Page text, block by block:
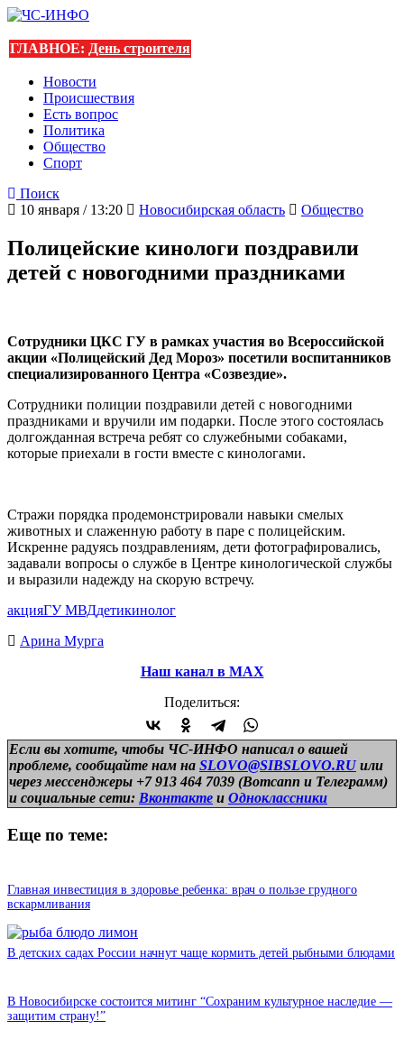
ГЛАВНОЕ: День строителя
Новости
Происшествия
Есть вопрос
Политика
Общество
Спорт
Поиск
10 января / 13:20
Новосибирская область Общество
Полицейские кинологи поздравили
детей с новогодними праздниками
Сотрудники ЦКС ГУ в рамках участия во Всероссийской
акции «Полицейский Дед Мороз» посетили воспитанников
специализированного Центра «Созвездие».
Сотрудники полиции поздравили детей с новогодними
праздниками и вручили им подарки. После этого состоялась
долгожданная встреча ребят со служебными собаками,
которые приехали в гости вместе с кинологами.
Стражи порядка продемонстрировали навыки смелых
животных и слаженную работу в паре с полицейским.
Искренне радуясь поздравлениям, дети фотографировались,
задавали вопросы о службе в Центре кинологической службы
и выразили надежду на скорую встречу.
акцияГУ МВДдетикинолог
Арина Мурга
Наш канал в МАХ
Поделиться:
Если вы хотите, чтобы ЧС-ИНФО написал о вашей
проблеме, сообщайте нам на SLOVO@SIBSLOVO.RU или
через мессенджеры +7 913 464 7039 (Вотсапп и Телеграмм)
и социальные сети: Вконтакте и Одноклассники
Еще по теме:
Главная инвестиция в здоровье ребенка: врач о пользе грудного
вскармливания
В детских садах России начнут чаще кормить детей рыбными блюдами
В Новосибирске состоится митинг “Сохраним культурное наследие —
защитим страну!”